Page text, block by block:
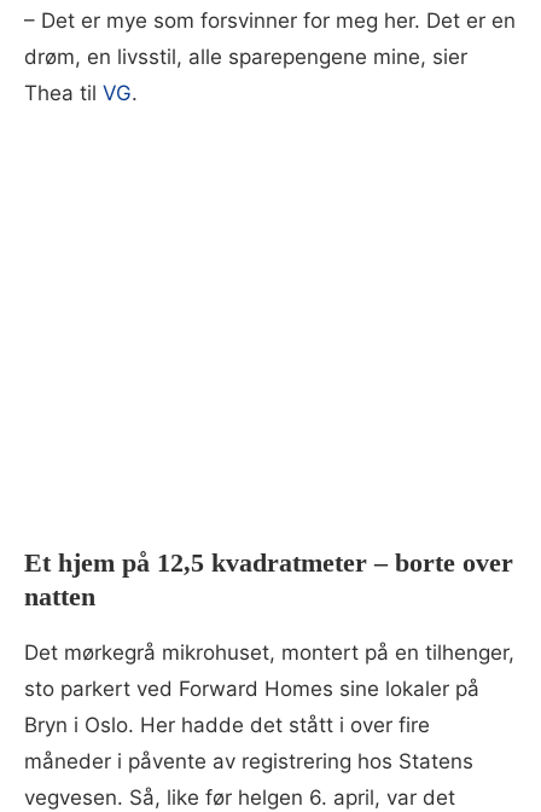
–⁠ Det er mye som forsvinner for meg her. Det er en
drøm, en livsstil, alle sparepengene mine, sier
Thea til VG.
Et hjem på 12,5 kvadratmeter – borte over
natten
Det mørkegrå mikrohuset, montert på en tilhenger,
sto parkert ved Forward Homes sine lokaler på
Bryn i Oslo. Her hadde det stått i over fire
måneder i påvente av registrering hos Statens
vegvesen. Så, like før helgen 6. april, var det